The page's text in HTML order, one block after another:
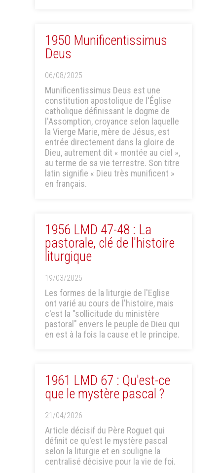
1950 Munificentissimus
Deus
06/08/2025
Munificentissimus Deus est une
constitution apostolique de l'Église
catholique définissant le dogme de
l'Assomption, croyance selon laquelle
la Vierge Marie, mère de Jésus, est
entrée directement dans la gloire de
Dieu, autrement dit « montée au ciel »,
au terme de sa vie terrestre. Son titre
latin signifie « Dieu très munificent »
en français.
1956 LMD 47-48 : La
pastorale, clé de l'histoire
liturgique
19/03/2025
Les formes de la liturgie de l'Eglise
ont varié au cours de l'histoire, mais
c'est la "sollicitude du ministère
pastoral" envers le peuple de Dieu qui
en est à la fois la cause et le principe.
1961 LMD 67 : Qu'est-ce
que le mystère pascal ?
21/04/2026
Article décisif du Père Roguet qui
définit ce qu'est le mystère pascal
selon la liturgie et en souligne la
centralisé décisive pour la vie de foi.